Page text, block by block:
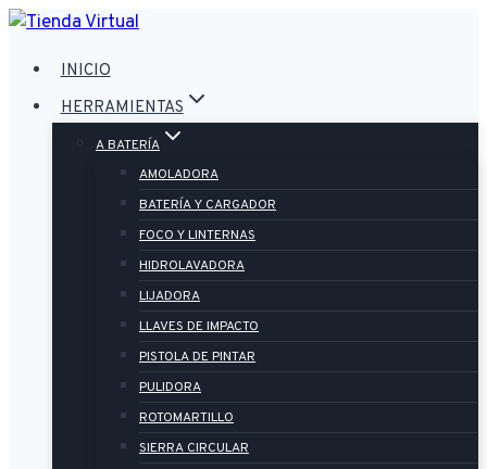
Saltar
contenido
INICIO
HERRAMIENTAS
A BATERÍA
AMOLADORA
BATERÍA Y CARGADOR
FOCO Y LINTERNAS
HIDROLAVADORA
LIJADORA
LLAVES DE IMPACTO
PISTOLA DE PINTAR
PULIDORA
ROTOMARTILLO
SIERRA CIRCULAR